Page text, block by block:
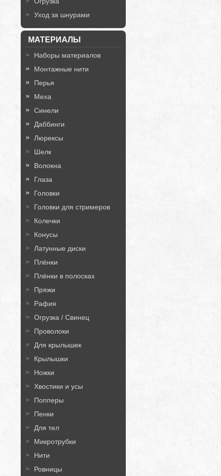
Уход за шнурами
МАТЕРИАЛЫ
Наборы материалов
Монтажные нити
Перья
Меха
Синели
Даббинги
Люрексы
Шелк
Волокна
Глаза
Головки
Головки для стримеров
Колечки
Конусы
Латунные диски
Плёнки
Плёнки в полосках
Пряжи
Рафия
Огрузка / Свинец
Проволоки
Для крылышек
Крылышки
Ножки
Хвостики и усы
Попперы
Пенки
Для тел
Микротрубки
Нити
Ровницы